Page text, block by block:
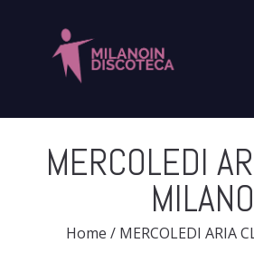
MERCOLEDI
MILANO
Home /MERCOLEDI ARIA